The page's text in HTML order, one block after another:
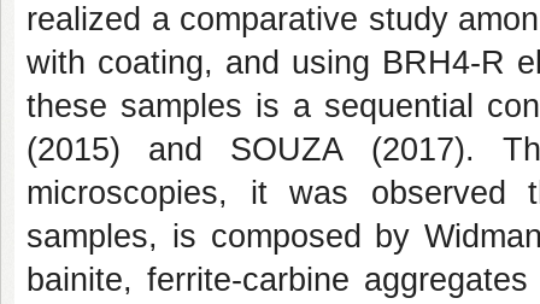
realized a comparative study
with coating, and using BRH4-R
these samples is a sequential
(2015) and SOUZA (2017).
microscopies, it was observed
samples, is composed by
bainite, ferrite-carbine